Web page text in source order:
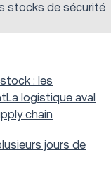
stocks de sécurité
: les
La logistique aval
chain
jours de